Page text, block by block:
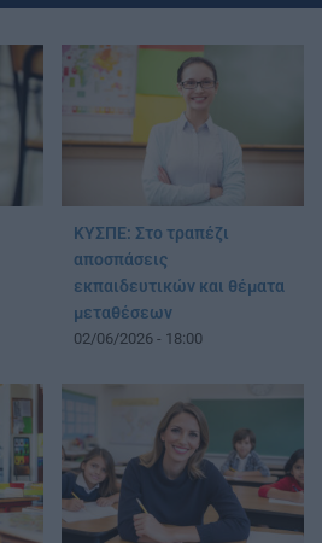
ΚΥΣΠΕ: Στο τραπέζι
αποσπάσεις
εκπαιδευτικών και θέματα
μεταθέσεων
02/06/2026 - 18:00